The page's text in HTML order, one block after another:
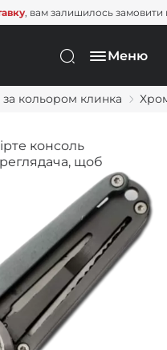
, вам залишилось замовити ще
Меню
кольором клинка
консоль
щоб